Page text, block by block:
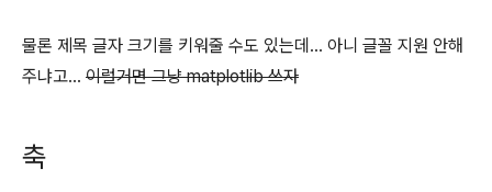
물론 제목 글자 크기를 키워줄 수도 있는데... 아니 글꼴 지원 안해
주냐고... 이럴거면 그냥 matplotlib 쓰자
축